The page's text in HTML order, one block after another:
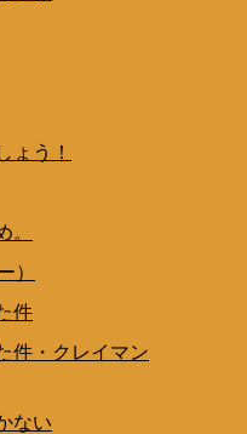
ょう！
。
）
件
件・クレイマン
ない